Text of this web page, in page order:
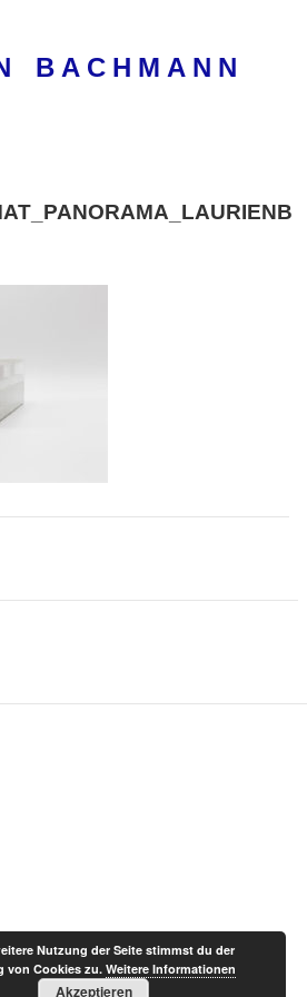
BACHMANN
Nutzung der Seite stimmst du der
von Cookies zu. Weitere Informationen
Akzeptieren